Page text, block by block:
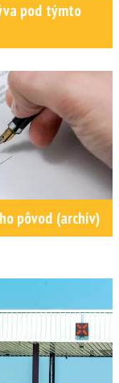
pod týmto
pôvod (archív)